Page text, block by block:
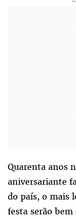
Quarenta anos
aniversariante
do país, o mais
festa serão bem